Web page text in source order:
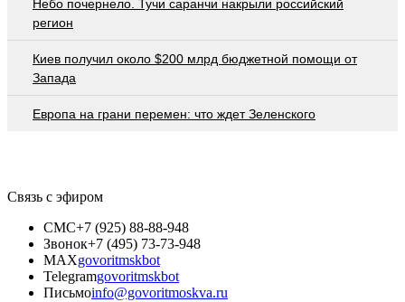
Небо почернело. Тучи саранчи накрыли российский
регион
Киев получил около $200 млрд бюджетной помощи от
Запада
Европа на грани перемен: что ждет Зеленского
Связь с эфиром
СМС+7 (925) 88-88-948
Звонок+7 (495) 73-73-948
MAXgovoritmskbot
Telegramgovoritmskbot
Письмоinfo@govoritmoskva.ru